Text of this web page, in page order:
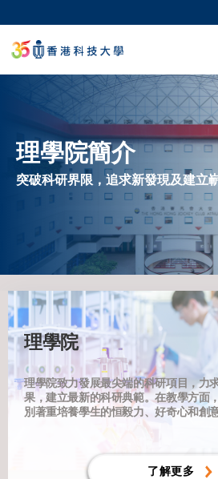
至
容
生活@科大
校園地圖及指南
教授簡錄
理學院簡介
突破科研界限，追求新發現及建立
理學院
理學院致力發展最尖端的科研項目，力
果，建立最新的科研典範。在教學方面
別著重培養學生的恒毅力、好奇心和創意
了解更多